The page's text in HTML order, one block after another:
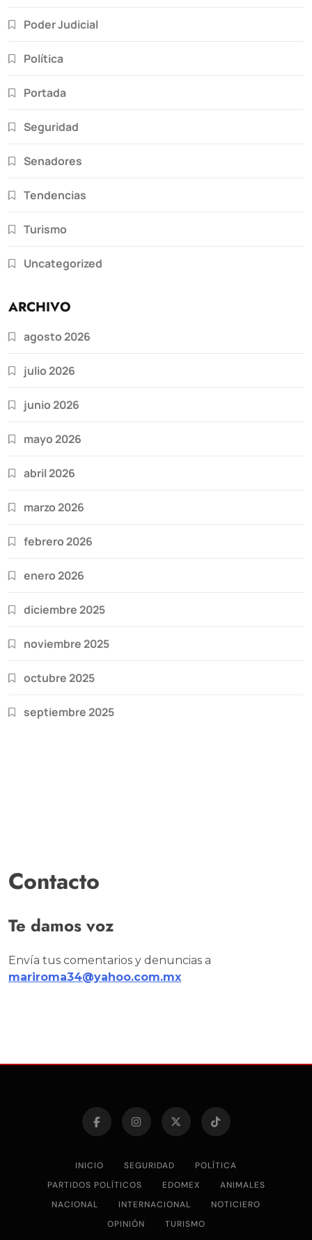
Poder Judicial
Política
Portada
Seguridad
Senadores
Tendencias
Turismo
Uncategorized
ARCHIVO
agosto 2026
julio 2026
junio 2026
mayo 2026
abril 2026
marzo 2026
febrero 2026
enero 2026
diciembre 2025
noviembre 2025
octubre 2025
septiembre 2025
Contacto
Te damos voz
Envía tus comentarios y denuncias a
mariroma34@yahoo.com.mx
INICIO SEGURIDAD
POLÍTICA
PARTIDOS POLÍTICOS
EDOMEX
ANIMALES
NACIONAL
INTERNACIONAL
NOTICIERO
OPINIÓN
TURISMO